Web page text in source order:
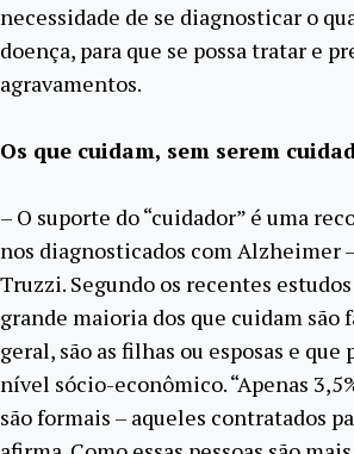
necessidade de se diagnosticar o
doença, para que se possa tratar e
agravamentos.
Os que cuidam, sem serem
– O suporte do “cuidador” é uma
nos diagnosticados com Alzheimer
Truzzi. Segundo os recentes
grande maioria dos que cuidam são
geral, são as filhas ou esposas e que
nível sócio-econômico. “Apenas
são formais – aqueles contratados